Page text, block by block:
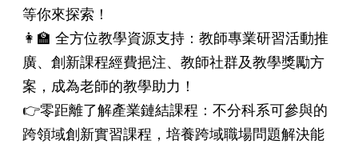
等你來探索！
👩‍🏫 全方位教學資源支持：教師專業研習活動推
廣、創新課程經費挹注、教師社群及教學獎勵方
案，成為老師的教學助力！
👉零距離了解產業鏈結課程：不分科系可參與的
跨領域創新實習課程，培養跨域職場問題解決能